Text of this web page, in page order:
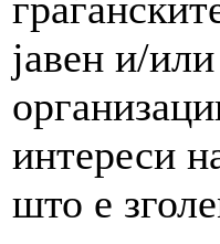
јавен и/
интереси
што е